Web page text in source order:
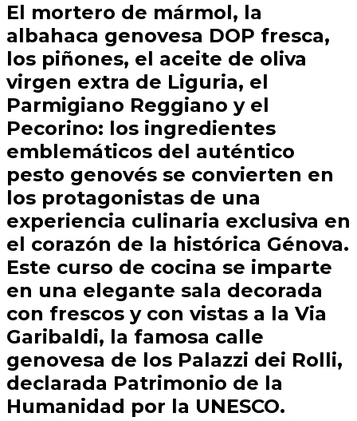
El mortero de mármol, la
albahaca genovesa DOP fresca,
los piñones, el aceite de oliva
virgen extra de Liguria, el
Parmigiano Reggiano y el
Pecorino: los ingredientes
emblemáticos del auténtico
pesto genovés se convierten en
los protagonistas de una
experiencia culinaria exclusiva en
el corazón de la histórica Génova.
Este curso de cocina se imparte
en una elegante sala decorada
con frescos y con vistas a la Via
Garibaldi, la famosa calle
genovesa de los Palazzi dei Rolli,
declarada Patrimonio de la
Humanidad por la UNESCO.